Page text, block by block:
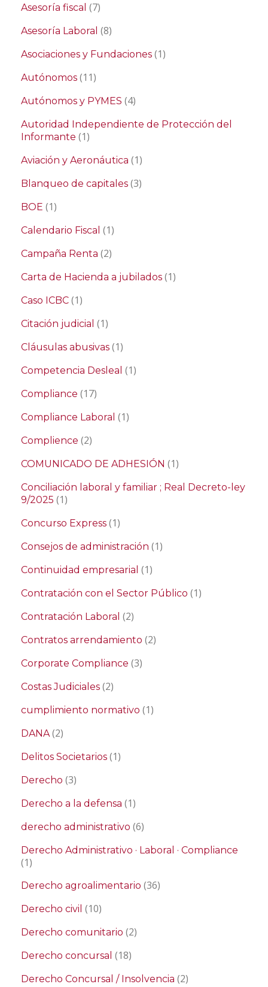
Asesoría fiscal (7)
Asesoría Laboral (8)
Asociaciones y Fundaciones (1)
Autónomos (11)
Autónomos y PYMES (4)
Autoridad Independiente de Protección del
Informante (1)
Aviación y Aeronáutica (1)
Blanqueo de capitales (3)
BOE (1)
Calendario Fiscal (1)
Campaña Renta (2)
Carta de Hacienda a jubilados (1)
Caso ICBC (1)
Citación judicial (1)
Cláusulas abusivas (1)
Competencia Desleal (1)
Compliance (17)
Compliance Laboral (1)
Complience (2)
COMUNICADO DE ADHESIÓN (1)
Conciliación laboral y familiar ; Real Decreto-ley
9/2025 (1)
Concurso Express (1)
Consejos de administración (1)
Continuidad empresarial (1)
Contratación con el Sector Público (1)
Contratación Laboral (2)
Contratos arrendamiento (2)
Corporate Compliance (3)
Costas Judiciales (2)
cumplimiento normativo (1)
DANA(2)
Delitos Societarios (1)
Derecho (3)
Derecho a la defensa (1)
derecho administrativo (6)
Derecho Administrativo · Laboral · Compliance
(1)
Derecho agroalimentario (36)
Derecho civil (10)
Derecho comunitario (2)
Derecho concursal (18)
Derecho Concursal / Insolvencia (2)